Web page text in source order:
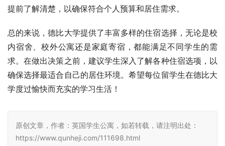
提前了解清楚，以确保符合个人预算和居住需求。
总的来说，德比大学提供了丰富多样的住宿选择，无论是校
内宿舍、校外公寓还是家庭寄宿，都能满足不同学生的需
求。在做出决策之前，建议学生深入了解各种住宿选项，以
确保选择最适合自己的居住环境。希望每位留学生在德比大
学度过愉快而充实的学习生活！
原创文章，作者：英国学生公寓，如若转载，请注明出处：
https://www.qunheji.com/111698.html